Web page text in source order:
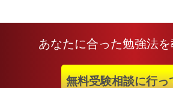
あなたに合った勉強法を
無料受験相談に行っ